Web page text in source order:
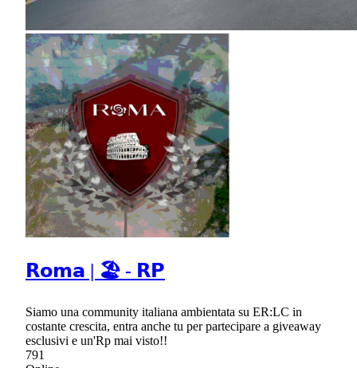
𝗥𝗼𝗺𝗮 | 🏖 - 𝗥𝗣
Siamo una community italiana ambientata su ER:LC in
costante crescita, entra anche tu per partecipare a giveaway
esclusivi e un'Rp mai visto!!
791